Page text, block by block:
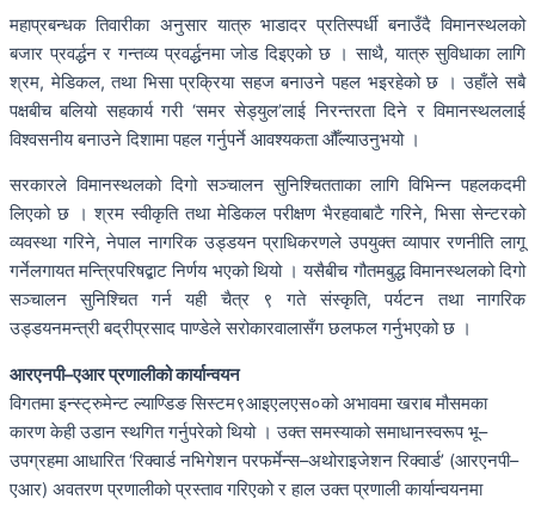
महाप्रबन्धक तिवारीका अनुसार यात्रु भाडादर प्रतिस्पर्धी बनाउँदै विमानस्थलको
बजार प्रवर्द्धन र गन्तव्य प्रवर्द्धनमा जोड दिइएको छ । साथै, यात्रु सुविधाका लागि
श्रम, मेडिकल, तथा भिसा प्रक्रिया सहज बनाउने पहल भइरहेको छ । उहाँले सबै
पक्षबीच बलियो सहकार्य गरी ‘समर सेड्युल’लाई निरन्तरता दिने र विमानस्थललाई
विश्वसनीय बनाउने दिशामा पहल गर्नुपर्ने आवश्यकता औँल्याउनुभयो ।
सरकारले विमानस्थलको दिगो सञ्चालन सुनिश्चितताका लागि विभिन्न पहलकदमी
लिएको छ । श्रम स्वीकृति तथा मेडिकल परीक्षण भैरहवाबाटै गरिने, भिसा सेन्टरको
व्यवस्था गरिने, नेपाल नागरिक उड्डयन प्राधिकरणले उपयुक्त व्यापार रणनीति लागू
गर्नेलगायत मन्त्रिपरिषद्बाट निर्णय भएको थियो । यसैबीच गौतमबुद्ध विमानस्थलको दिगो
सञ्चालन सुनिश्चित गर्न यही चैत्र ९ गते संस्कृति, पर्यटन तथा नागरिक
उड्डयनमन्त्री बद्रीप्रसाद पाण्डेले सरोकारवालासँग छलफल गर्नुभएको छ ।
आरएनपी–एआर प्रणालीको कार्यान्वयन
विगतमा इन्स्ट्रुमेन्ट ल्याण्डिङ सिस्टम९आइएलएस०को अभावमा खराब मौसमका
कारण केही उडान स्थगित गर्नुपरेको थियो । उक्त समस्याको समाधानस्वरूप भू–
उपग्रहमा आधारित ‘रिक्वार्ड नभिगेशन परफर्मेन्स–अथोराइजेशन रिक्वार्ड’ (आरएनपी–
एआर) अवतरण प्रणालीको प्रस्ताव गरिएको र हाल उक्त प्रणाली कार्यान्वयनमा